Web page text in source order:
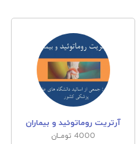
آرتریت روماتوئید و بیماران
4000 تومــان